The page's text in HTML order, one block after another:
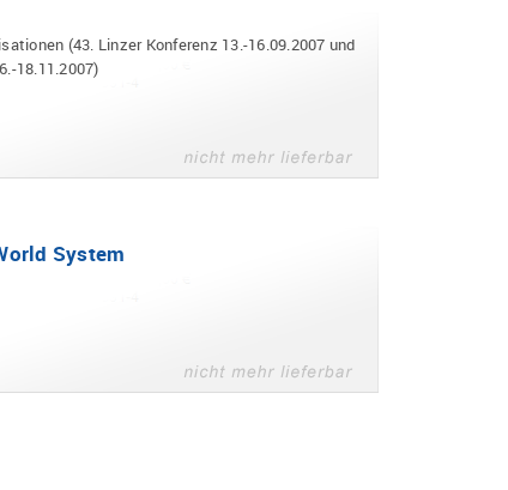
(43. Linzer Konferenz 13.-16.09.2007 und
18.11.2007)
System